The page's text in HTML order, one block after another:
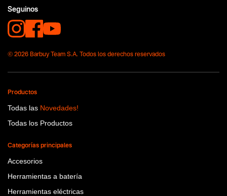
De mano
Tecnologia
No items found.
Seguinos
© 2026 Barbuy Team S.A. Todos los derechos reservados
Productos
Todas las Novedades!
Todas los Productos
Categorías principales
Accesorios
Herramientas a batería
Herramientas eléctricas